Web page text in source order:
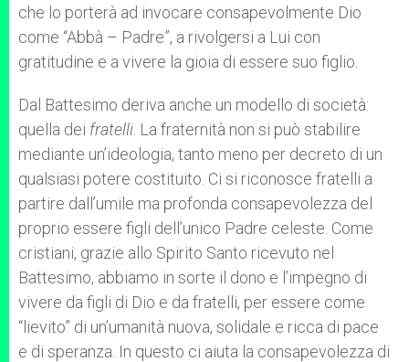
che lo porterà ad invocare consapevolmente Dio
come “Abbà – Padre”, a rivolgersi a Lui con
gratitudine e a vivere la gioia di essere suo figlio.
Dal Battesimo deriva anche un modello di società:
quella dei fratelli . La fraternità non si può stabilire
mediante un’ideologia, tanto meno per decreto di un
qualsiasi potere costituito. Ci si riconosce fratelli a
partire dall’umile ma profonda consapevolezza del
proprio essere figli dell’unico Padre celeste. Come
cristiani, grazie allo Spirito Santo ricevuto nel
Battesimo, abbiamo in sorte il dono e l’impegno di
vivere da figli di Dio e da fratelli, per essere come
“lievito” di un’umanità nuova, solidale e ricca di pace
e di speranza. In questo ci aiuta la consapevolezza di